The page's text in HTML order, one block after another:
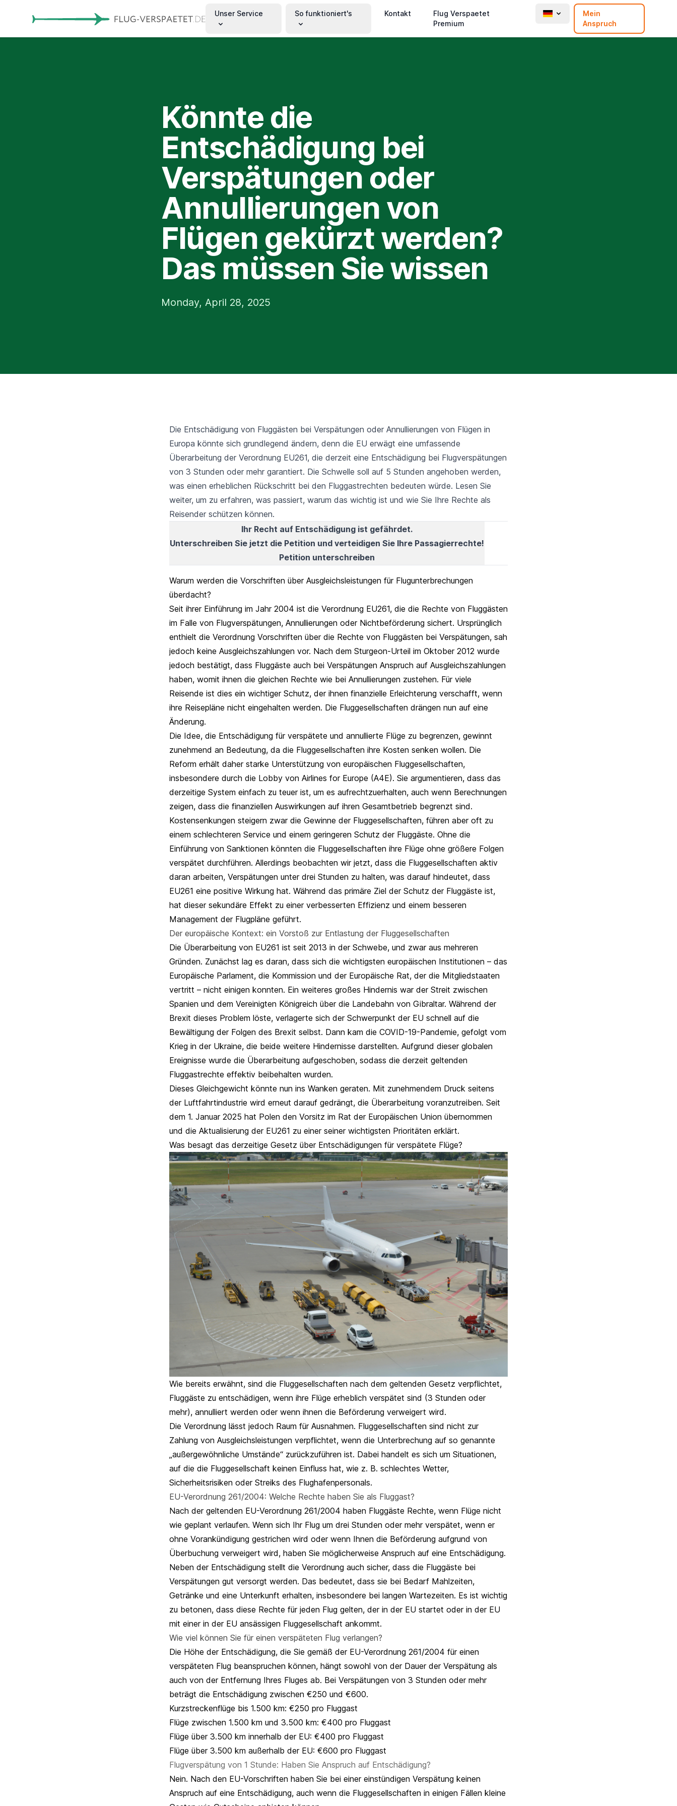
Unser Service So funktioniert's Kontakt
Flug Verspaetet
Premium
Mein
Anspruch
Könnte die
Entschädigung bei
Verspätungen oder
Annullierungen von
Flügen gekürzt werden?
Das müssen Sie wissen
Monday, April 28, 2025
Die Entschädigung von Fluggästen bei Verspätungen oder Annullierungen von Flügen in
Europa könnte sich grundlegend ändern, denn die EU erwägt eine umfassende
Überarbeitung der Verordnung EU261, die derzeit eine Entschädigung bei Flugverspätungen
von 3 Stunden oder mehr garantiert. Die Schwelle soll auf 5 Stunden angehoben werden,
was einen erheblichen Rückschritt bei den Fluggastrechten bedeuten würde. Lesen Sie
weiter, um zu erfahren, was passiert, warum das wichtig ist und wie Sie Ihre Rechte als
Reisender schützen können.
Ihr Recht auf Entschädigung ist gefährdet.
Unterschreiben Sie jetzt die Petition und verteidigen Sie Ihre Passagierrechte!
Petition unterschreiben
Warum werden die Vorschriften über Ausgleichsleistungen für Flugunterbrechungen
überdacht?
Seit ihrer Einführung im Jahr 2004 ist die Verordnung EU261, die die Rechte von Fluggästen
im Falle von Flugverspätungen, Annullierungen oder Nichtbeförderung sichert. Ursprünglich
enthielt die Verordnung Vorschriften über die Rechte von Fluggästen bei Verspätungen, sah
jedoch keine Ausgleichszahlungen vor. Nach dem Sturgeon-Urteil im Oktober 2012 wurde
jedoch bestätigt, dass Fluggäste auch bei Verspätungen Anspruch auf Ausgleichszahlungen
haben, womit ihnen die gleichen Rechte wie bei Annullierungen zustehen. Für viele
Reisende ist dies ein wichtiger Schutz, der ihnen finanzielle Erleichterung verschafft, wenn
ihre Reisepläne nicht eingehalten werden. Die Fluggesellschaften drängen nun auf eine
Änderung.
Die Idee, die Entschädigung für verspätete und annullierte Flüge zu begrenzen, gewinnt
zunehmend an Bedeutung, da die Fluggesellschaften ihre Kosten senken wollen. Die
Reform erhält daher starke Unterstützung von europäischen Fluggesellschaften,
insbesondere durch die Lobby von Airlines for Europe (A4E). Sie argumentieren, dass das
derzeitige System einfach zu teuer ist, um es aufrechtzuerhalten, auch wenn Berechnungen
zeigen, dass die finanziellen Auswirkungen auf ihren Gesamtbetrieb begrenzt sind.
Kostensenkungen steigern zwar die Gewinne der Fluggesellschaften, führen aber oft zu
einem schlechteren Service und einem geringeren Schutz der Fluggäste. Ohne die
Einführung von Sanktionen könnten die Fluggesellschaften ihre Flüge ohne größere Folgen
verspätet durchführen. Allerdings beobachten wir jetzt, dass die Fluggesellschaften aktiv
daran arbeiten, Verspätungen unter drei Stunden zu halten, was darauf hindeutet, dass
EU261 eine positive Wirkung hat. Während das primäre Ziel der Schutz der Fluggäste ist,
hat dieser sekundäre Effekt zu einer verbesserten Effizienz und einem besseren
Management der Flugpläne geführt.
Der europäische Kontext: ein Vorstoß zur Entlastung der Fluggesellschaften
Die Überarbeitung von EU261 ist seit 2013 in der Schwebe, und zwar aus mehreren
Gründen. Zunächst lag es daran, dass sich die wichtigsten europäischen Institutionen – das
Europäische Parlament, die Kommission und der Europäische Rat, der die Mitgliedstaaten
vertritt – nicht einigen konnten. Ein weiteres großes Hindernis war der Streit zwischen
Spanien und dem Vereinigten Königreich über die Landebahn von Gibraltar. Während der
Brexit dieses Problem löste, verlagerte sich der Schwerpunkt der EU schnell auf die
Bewältigung der Folgen des Brexit selbst. Dann kam die COVID-19-Pandemie, gefolgt vom
Krieg in der Ukraine, die beide weitere Hindernisse darstellten. Aufgrund dieser globalen
Ereignisse wurde die Überarbeitung aufgeschoben, sodass die derzeit geltenden
Fluggastrechte effektiv beibehalten wurden.
Dieses Gleichgewicht könnte nun ins Wanken geraten. Mit zunehmendem Druck seitens
der Luftfahrtindustrie wird erneut darauf gedrängt, die Überarbeitung voranzutreiben. Seit
dem 1. Januar 2025 hat Polen den Vorsitz im Rat der Europäischen Union übernommen
und die Aktualisierung der EU261 zu einer seiner wichtigsten Prioritäten erklärt.
Was besagt das derzeitige Gesetz über Entschädigungen für verspätete Flüge?
Wie bereits erwähnt, sind die Fluggesellschaften nach dem geltenden Gesetz verpflichtet,
Fluggäste zu entschädigen, wenn ihre Flüge erheblich verspätet sind (3 Stunden oder
mehr), annulliert werden oder wenn ihnen die Beförderung verweigert wird.
Die Verordnung lässt jedoch Raum für Ausnahmen. Fluggesellschaften sind nicht zur
Zahlung von Ausgleichsleistungen verpflichtet, wenn die Unterbrechung auf so genannte
„außergewöhnliche Umstände“ zurückzuführen ist. Dabei handelt es sich um Situationen,
auf die die Fluggesellschaft keinen Einfluss hat, wie z. B. schlechtes Wetter,
Sicherheitsrisiken oder Streiks des Flughafenpersonals.
EU-Verordnung 261/2004: Welche Rechte haben Sie als Fluggast?
Nach der geltenden EU-Verordnung 261/2004 haben Fluggäste Rechte, wenn Flüge nicht
wie geplant verlaufen. Wenn sich Ihr Flug um drei Stunden oder mehr verspätet, wenn er
ohne Vorankündigung gestrichen wird oder wenn Ihnen die Beförderung aufgrund von
Überbuchung verweigert wird, haben Sie möglicherweise Anspruch auf eine Entschädigung.
Neben der Entschädigung stellt die Verordnung auch sicher, dass die Fluggäste bei
Verspätungen gut versorgt werden. Das bedeutet, dass sie bei Bedarf Mahlzeiten,
Getränke und eine Unterkunft erhalten, insbesondere bei langen Wartezeiten. Es ist wichtig
zu betonen, dass diese Rechte für jeden Flug gelten, der in der EU startet oder in der EU
mit einer in der EU ansässigen Fluggesellschaft ankommt.
Wie viel können Sie für einen verspäteten Flug verlangen?
Die Höhe der Entschädigung, die Sie gemäß der EU-Verordnung 261/2004 für einen
verspäteten Flug beanspruchen können, hängt sowohl von der Dauer der Verspätung als
auch von der Entfernung Ihres Fluges ab. Bei Verspätungen von 3 Stunden oder mehr
beträgt die Entschädigung zwischen €250 und €600.
Kurzstreckenflüge bis 1.500 km: €250 pro Fluggast
Flüge zwischen 1.500 km und 3.500 km: €400 pro Fluggast
Flüge über 3.500 km innerhalb der EU: €400 pro Fluggast
Flüge über 3.500 km außerhalb der EU: €600 pro Fluggast
Flugverspätung von 1 Stunde: Haben Sie Anspruch auf Entschädigung?
Nein. Nach den EU-Vorschriften haben Sie bei einer einstündigen Verspätung keinen
Anspruch auf eine Entschädigung, auch wenn die Fluggesellschaften in einigen Fällen kleine